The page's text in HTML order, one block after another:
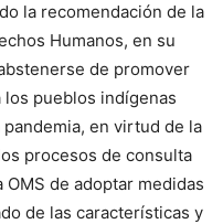
la recomendación de la
Humanos, en su
de promover
pueblos indígenas
en virtud de la
procesos de consulta
de adoptar medidas
de las características y